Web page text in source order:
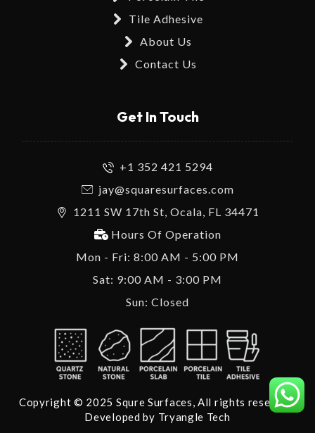
Tile Adhesive
About Us
Contact Us
Get In Touch
+1 352 421 5294
jay@squaresurfaces.com
1211 SW 17th St, Ocala, FL 34471
Hours Of Operation
Mon - Fri: 8:00 AM - 5:00 PM
Sat: 9:00 AM - 3:00 PM
Sun: Closed
Copyright © 2025 Squre Surfaces, All rights reserved.
Developed by Tryangle Tech